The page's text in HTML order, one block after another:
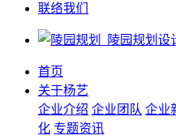
联络我们
首页
关于杨艺
企业介绍 企业团队 企业
化 专题资讯